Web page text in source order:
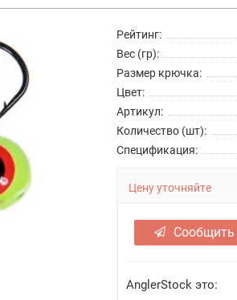
Рейтинг:
Вес (гр):
Размер крючка:
Цвет:
Артикул:
Количество (шт):
Спецификация:
Цену уточняйте
Сообщить
AnglerStock это: